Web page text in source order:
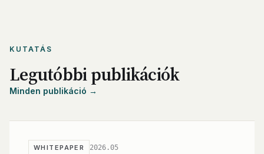
KUTATÁS
Legutóbbi publikációk
Minden publikáció →
WHITEPAPER 2026.05